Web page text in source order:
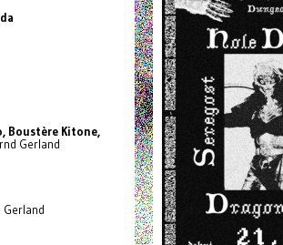
Boustère Kitone,
Gerland
Gerland